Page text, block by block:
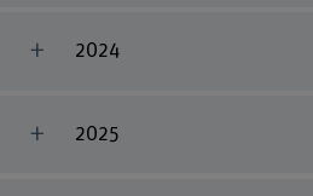
2024
2025